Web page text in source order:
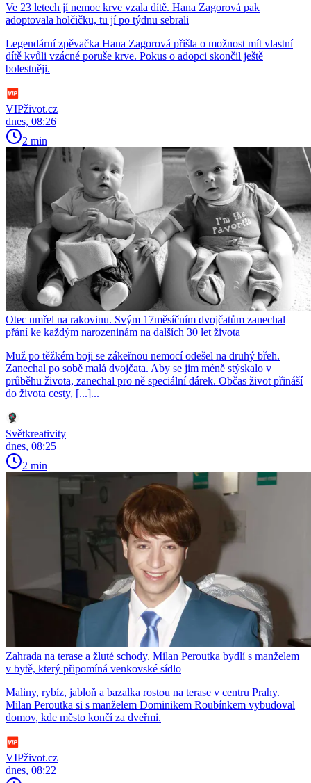
Ve 23 letech jí nemoc krve vzala dítě. Hana Zagorová pak
adoptovala holčičku, tu jí po týdnu sebrali
Legendární zpěvačka Hana Zagorová přišla o možnost mít vlastní
dítě kvůli vzácné poruše krve. Pokus o adopci skončil ještě
bolestněji.
VIPživot.cz
dnes, 08:26
2 min
Otec umřel na rakovinu. Svým 17měsíčním dvojčatům zanechal
přání ke každým narozeninám na dalších 30 let života
Muž po těžkém boji se zákeřnou nemocí odešel na druhý břeh.
Zanechal po sobě malá dvojčata. Aby se jim méně stýskalo v
průběhu života, zanechal pro ně speciální dárek. Občas život přináší
do života cesty, [...]...
Světkreativity
dnes, 08:25
2 min
Zahrada na terase a žluté schody. Milan Peroutka bydlí s manželem
v bytě, který připomíná venkovské sídlo
Maliny, rybíz, jabloň a bazalka rostou na terase v centru Prahy.
Milan Peroutka si s manželem Dominikem Roubínkem vybudoval
domov, kde město končí za dveřmi.
VIPživot.cz
dnes, 08:22